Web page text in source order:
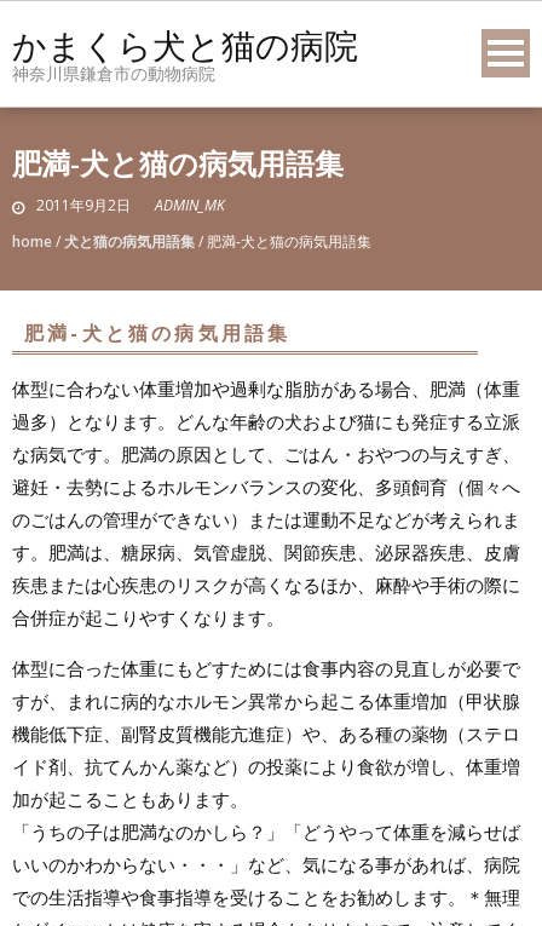
to
content
かまくら犬と猫の病院
神奈川県鎌倉市の動物病院
肥満-犬と猫の病気用語集
2011年9月2日
ADMIN_MK
home/犬と猫の病気用語集/ 肥満-犬と猫の病気用語集
肥満-犬と猫の病気用語集
体型に合わない体重増加や過剰な脂肪がある場合、肥満（体重
過多）となります。どんな年齢の犬および猫にも発症する立派
な病気です。肥満の原因として、ごはん・おやつの与えすぎ、
避妊・去勢によるホルモンバランスの変化、多頭飼育（個々へ
のごはんの管理ができない）または運動不足などが考えられま
す。肥満は、糖尿病、気管虚脱、関節疾患、泌尿器疾患、皮膚
疾患または心疾患のリスクが高くなるほか、麻酔や手術の際に
合併症が起こりやすくなります。
体型に合った体重にもどすためには食事内容の見直しが必要で
すが、まれに病的なホルモン異常から起こる体重増加（甲状腺
機能低下症、副腎皮質機能亢進症）や、ある種の薬物（ステロ
イド剤、抗てんかん薬など）の投薬により食欲が増し、体重増
加が起こることもあります。
「うちの子は肥満なのかしら？」「どうやって体重を減らせば
いいのかわからない・・・」など、気になる事があれば、病院
での生活指導や食事指導を受けることをお勧めします。＊無理